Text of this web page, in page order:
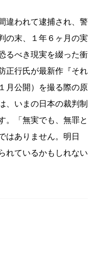
違われて逮捕され、警
の末、１年６ヶ月の実
るべき現実を綴った衝
正行氏が最新作『それ
月公開）を撮る際の原
、いまの日本の裁判制
。「無実でも、無罪と
はありません。明日
れているかもしれない